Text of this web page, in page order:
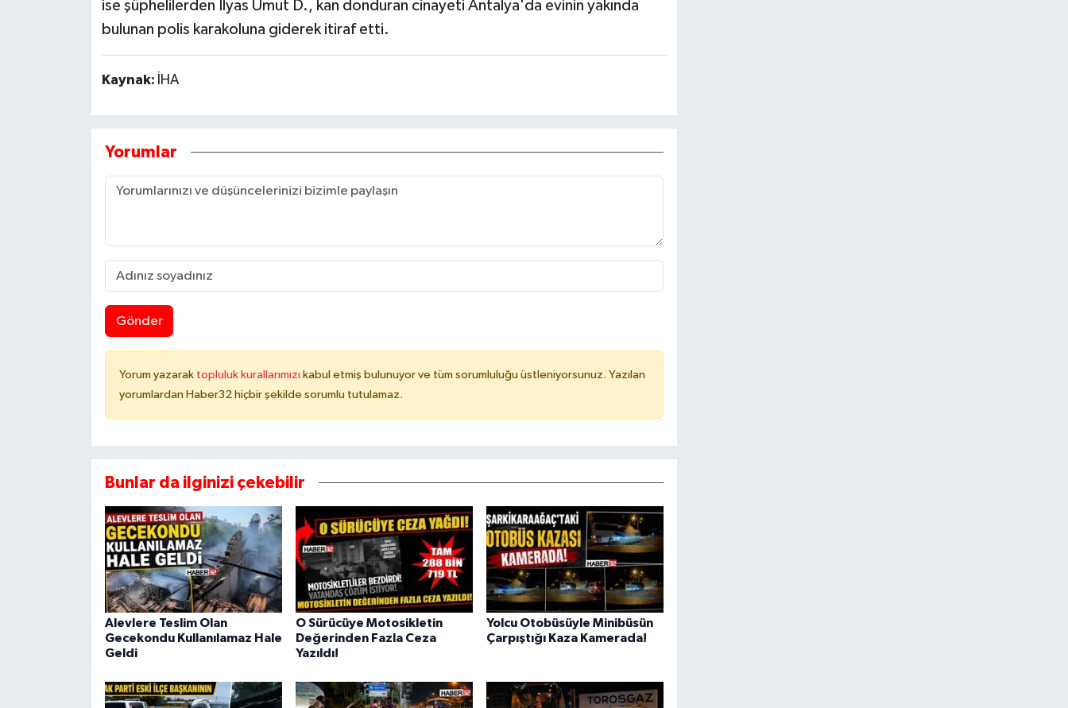
ise şüphelilerden İlyas Umut D., kan donduran cinayeti Antalya'da evinin yakında
bulunan polis karakoluna giderek itiraf etti.
Kaynak: İHA
Yorumlar
Gönder
Yorum yazarak topluluk kurallarımızı kabul etmiş bulunuyor ve tüm sorumluluğu üstleniyorsunuz. Yazılan
yorumlardan Haber32 hiçbir şekilde sorumlu tutulamaz.
Bunlar da ilginizi çekebilir
Alevlere Teslim Olan
Gecekondu Kullanılamaz Hale
Geldi
O Sürücüye Motosikletin
Değerinden Fazla Ceza
Yazıldı!
Yolcu Otobüsüyle Minibüsün
Çarpıştığı Kaza Kamerada!